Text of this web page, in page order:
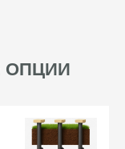
ОПЦИИ